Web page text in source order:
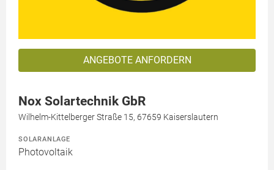
ANGEBOTE ANFORDERN
Nox Solartechnik GbR
Wilhelm-Kittelberger Straße 15, 67659 Kaiserslautern
SOLARANLAGE
Photovoltaik